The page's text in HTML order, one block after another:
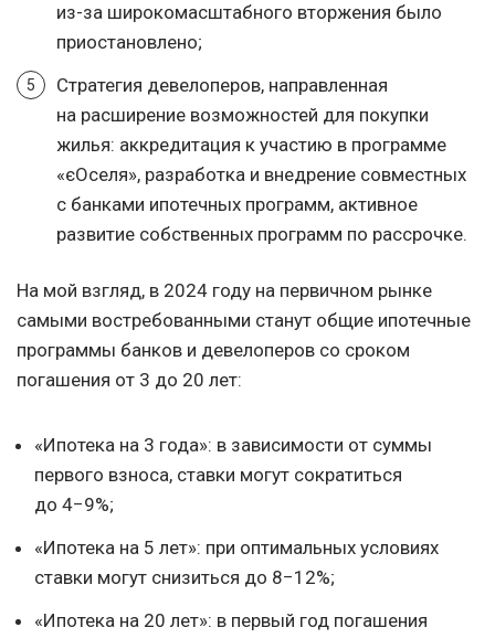
из-за широкомасштабного вторжения было
приостановлено;
Стратегия девелоперов, направленная
на расширение возможностей для покупки
жилья: аккредитация к участию в программе
«єОселя», разработка и внедрение совместных
с банками ипотечных программ, активное
развитие собственных программ по рассрочке.
На мой взгляд, в 2024 году на первичном рынке
самыми востребованными станут общие ипотечные
программы банков и девелоперов со сроком
погашения от 3 до 20 лет:
«Ипотека на 3 года»: в зависимости от суммы
первого взноса, ставки могут сократиться
до 4−9%;
«Ипотека на 5 лет»: при оптимальных условиях
ставки могут снизиться до 8−12%;
«Ипотека на 20 лет»: в первый год погашения